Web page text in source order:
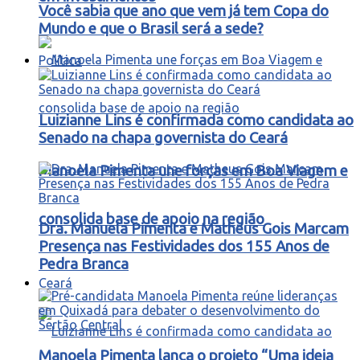
Manoela Pimenta une forças em Boa Viagem e
consolida base de apoio na região
Ceará
Você sabia que ano que vem já tem Copa do
Mundo e que o Brasil será a sede?
Política
Luizianne Lins é confirmada como candidata ao
Senado na chapa governista do Ceará
Dra. Manuela Pimenta e Matheus Gois Marcam
Presença nas Festividades dos 155 Anos de
Pedra Branca
Manoela Pimenta lança o projeto “Uma ideia